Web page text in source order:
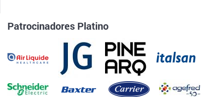
Patrocinadores Platino